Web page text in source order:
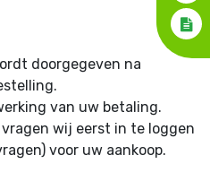
doorgegeven na
van uw betaling.
wij eerst in te loggen
voor uw aankoop.